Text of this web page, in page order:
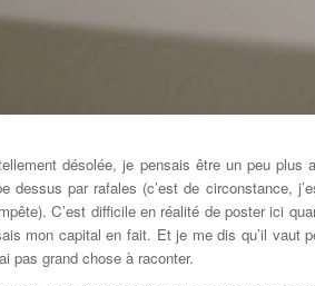
désolée, je pensais être un peu plus
dessus par rafales (c’est de circonstance,
C’est difficile en réalité de poster ici
mon capital en fait. Et je me dis qu’il vaut
pas grand chose à raconter.